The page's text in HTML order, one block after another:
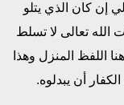
إن كان الذي يتلو
الله تعالى لا تسلط
اللفظ المنزل وهذا
أن يبدلوه.